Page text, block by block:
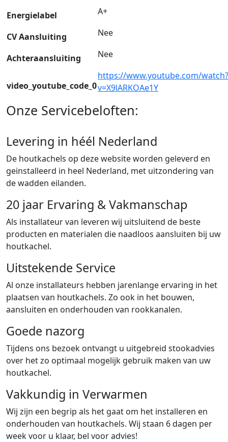
Energielabel A+
CV Aansluiting Nee
Achteraansluiting Nee
video_youtube_code_0
https://www.youtube.com/watch?
v=X9lARKOAe1Y
Onze Servicebeloften:
Levering in héél Nederland
De houtkachels op deze website worden geleverd en
geinstalleerd in heel Nederland, met uitzondering van
de wadden eilanden.
20 jaar Ervaring & Vakmanschap
Als installateur van leveren wij uitsluitend de beste
producten en materialen die naadloos aansluiten bij uw
houtkachel.
Uitstekende Service
Al onze installateurs hebben jarenlange ervaring in het
plaatsen van houtkachels. Zo ook in het bouwen,
aansluiten en onderhouden van rookkanalen.
Goede nazorg
Tijdens ons bezoek ontvangt u uitgebreid stookadvies
over het zo optimaal mogelijk gebruik maken van uw
houtkachel.
Vakkundig in Verwarmen
Wij zijn een begrip als het gaat om het installeren en
onderhouden van houtkachels. Wij staan 6 dagen per
week voor u klaar, bel voor advies!